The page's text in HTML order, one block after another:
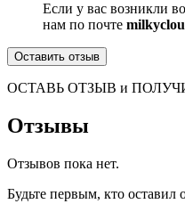
Если у вас возникли
нам по почте
Оставить отзыв
ОСТАВЬ ОТЗЫВ и
Отзывы
Отзывов пока нет.
Будьте первым, кто